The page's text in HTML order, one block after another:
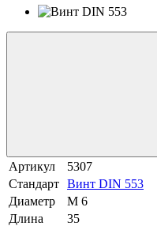
Артикул
5307
Стандарт Винт DIN 553
Диаметр
М 6
Длина
35